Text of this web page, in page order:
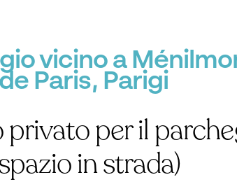
vicino a
Paris, Parigi
per il
in strada)